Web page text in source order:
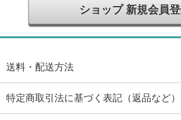
ショップ 新規会員
送料・配送方法
特定商取引法に基づく表記（返品など）